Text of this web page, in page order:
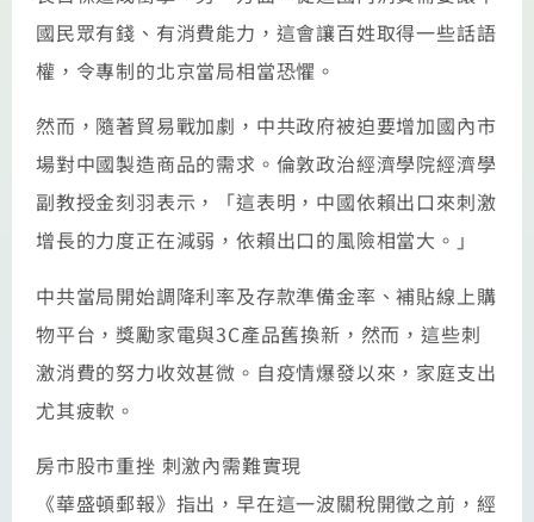
國民眾有錢、有消費能力，這會讓百姓取得一些話語
權，令專制的北京當局相當恐懼。
然而，隨著貿易戰加劇，中共政府被迫要增加國內市
場對中國製造商品的需求。倫敦政治經濟學院經濟學
副教授金刻羽表示，「這表明，中國依賴出口來刺激
增長的力度正在減弱，依賴出口的風險相當大。」
中共當局開始調降利率及存款準備金率、補貼線上購
物平台，獎勵家電與3C產品舊換新，然而，這些刺
激消費的努力收效甚微。自疫情爆發以來，家庭支出
尤其疲軟。
房市股市重挫 刺激內需難實現
《華盛頓郵報》指出，早在這一波關稅開徵之前，經